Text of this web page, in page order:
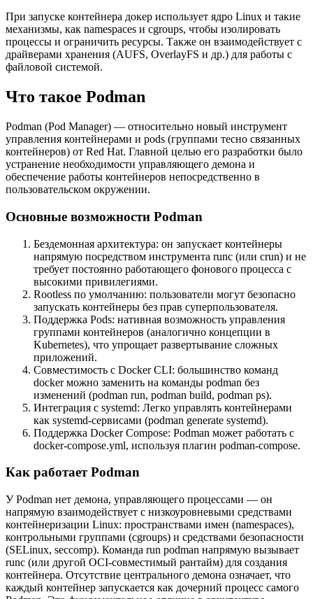
При запуске контейнера докер использует ядро Linux и такие
механизмы, как namespaces и cgroups, чтобы изолировать
процессы и ограничить ресурсы. Также он взаимодействует с
драйверами хранения (AUFS, OverlayFS и др.) для работы с
файловой системой.
Что такое Podman
Podman (Pod Manager) — относительно новый инструмент
управления контейнерами и pods (группами тесно связанных
контейнеров) от Red Hat. Главной целью его разработки было
устранение необходимости управляющего демона и
обеспечение работы контейнеров непосредственно в
пользовательском окружении.
Основные возможности Podman
Бездемонная архитектура: он запускает контейнеры
напрямую посредством инструмента runc (или crun) и не
требует постоянно работающего фонового процесса с
высокими привилегиями.
Rootless по умолчанию: пользователи могут безопасно
запускать контейнеры без прав суперпользователя.
Поддержка Pods: нативная возможность управления
группами контейнеров (аналогично концепции в
Kubernetes), что упрощает развертывание сложных
приложений.
Совместимость с Docker CLI: большинство команд
docker можно заменить на команды podman без
изменений (podman run, podman build, podman ps).
Интеграция с systemd: Легко управлять контейнерами
как systemd-сервисами (podman generate systemd).
Поддержка Docker Compose: Podman может работать с
docker-compose.yml, используя плагин podman-compose.
Как работает Podman
У Podman нет демона, управляющего процессами — он
напрямую взаимодействует с низкоуровневыми средствами
контейнеризации Linux: пространствами имен (namespaces),
контрольными группами (cgroups) и средствами безопасности
(SELinux, seccomp). Команда run podman напрямую вызывает
runc (или другой OCI-совместимый рантайм) для создания
контейнера. Отсутствие центрального демона означает, что
каждый контейнер запускается как дочерний процесс самого